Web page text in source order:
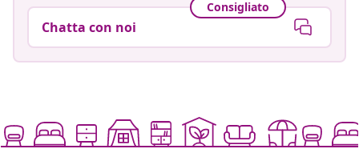
Consigliato
Chatta con noi